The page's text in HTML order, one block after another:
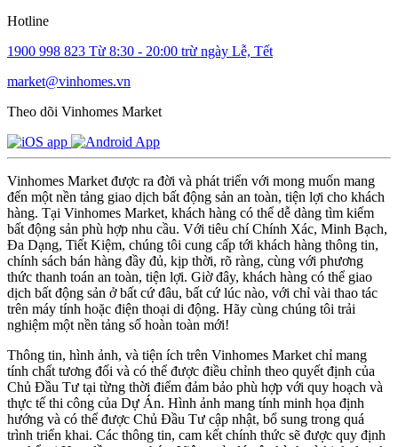
Hotline
1900 998 823 Từ 8:30 - 20:00 trừ ngày Lễ, Tết
market@vinhomes.vn
Theo dõi Vinhomes Market
Vinhomes Market được ra đời và phát triển với mong muốn mang
đến một nền tảng giao dịch bất động sản an toàn, tiện lợi cho khách
hàng. Tại Vinhomes Market, khách hàng có thể dễ dàng tìm kiếm
bất động sản phù hợp nhu cầu. Với tiêu chí Chính Xác, Minh Bạch,
Đa Dạng, Tiết Kiệm, chúng tôi cung cấp tới khách hàng thông tin,
chính sách bán hàng đầy đủ, kịp thời, rõ ràng, cùng với phương
thức thanh toán an toàn, tiện lợi. Giờ đây, khách hàng có thể giao
dịch bất động sản ở bất cứ đâu, bất cứ lúc nào, với chỉ vài thao tác
trên máy tính hoặc điện thoại di động. Hãy cùng chúng tôi trải
nghiệm một nền tảng số hoàn toàn mới!
Thông tin, hình ảnh, và tiện ích trên Vinhomes Market chỉ mang
tính chất tương đối và có thể được điều chỉnh theo quyết định của
Chủ Đầu Tư tại từng thời điểm đảm bảo phù hợp với quy hoạch và
thực tế thi công của Dự Án. Hình ảnh mang tính minh họa định
hướng và có thể được Chủ Đầu Tư cập nhật, bổ sung trong quá
trình triển khai. Các thông tin, cam kết chính thức sẽ được quy định